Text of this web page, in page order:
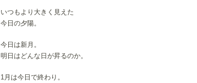
いつもより大きく見えた
今日の夕陽。
今日は新月。
明日はどんな日が昇るのか。
1月は今日で終わり。